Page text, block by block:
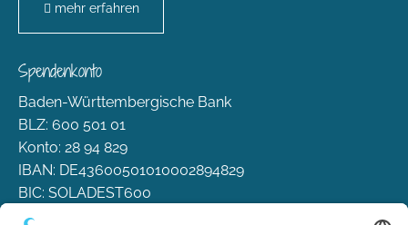
mehr erfahren
Spendenkonto
Baden-Württembergische Bank
BLZ: 600 501 01
Konto: 28 94 829
IBAN: DE43600501010002894829
BIC: SOLADEST600